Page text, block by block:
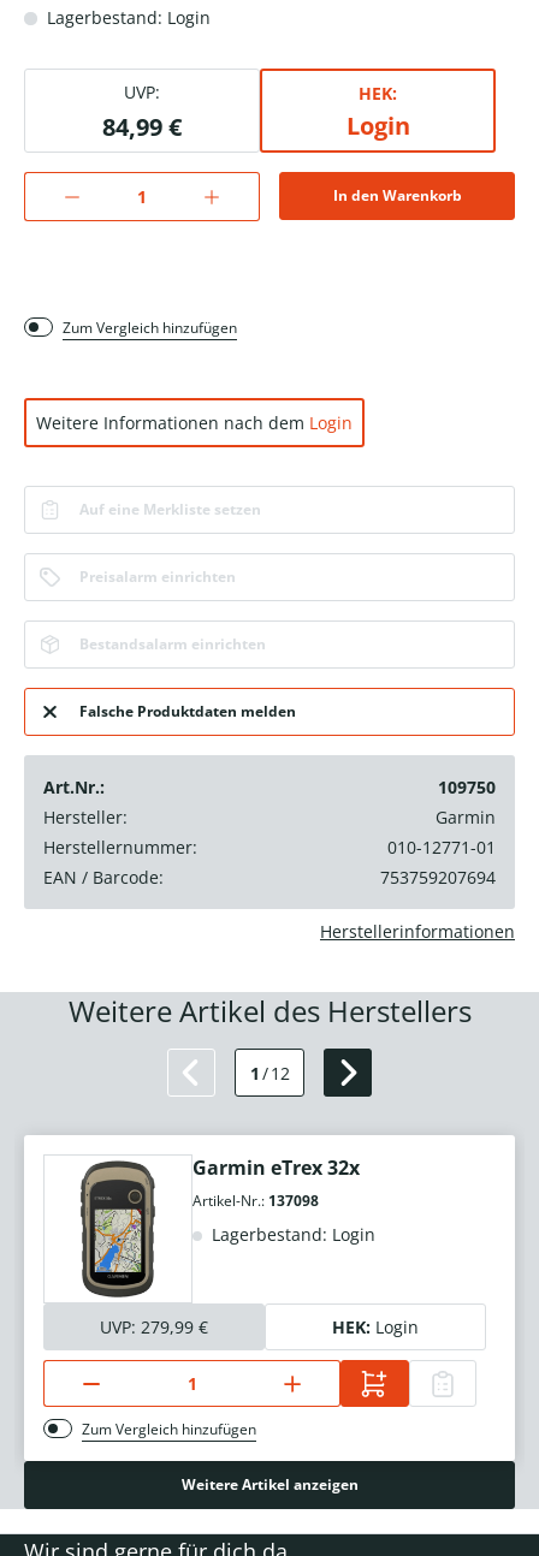
Lagerbestand: Login
UVP:
84,99 €
HEK:
Login
In den Warenkorb
Zum Vergleich hinzufügen
Weitere Informationen nach dem Login
Auf eine Merkliste setzen
Preisalarm einrichten
Bestandsalarm einrichten
Falsche Produktdaten melden
Art.Nr.:
109750
Hersteller:
Garmin
Herstellernummer:
010-12771-01
EAN / Barcode:
753759207694
Herstellerinformationen
Weitere Artikel des Herstellers
1 /12
Garmin eTrex 32x
Artikel-Nr.: 137098
Lagerbestand: Login
UVP: 279,99 € HEK: Login
Zum Vergleich hinzufügen
Weitere Artikel anzeigen